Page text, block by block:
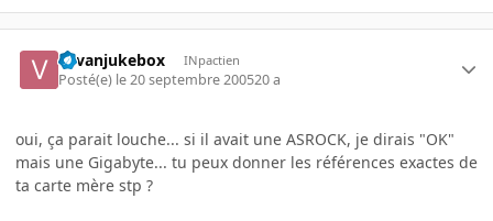
vavanjukebox INpactien
Posté(e) le 20 septembre 200520 a
oui, ça parait louche... si il avait une ASROCK, je dirais "OK"
mais une Gigabyte... tu peux donner les références exactes de
ta carte mère stp ?